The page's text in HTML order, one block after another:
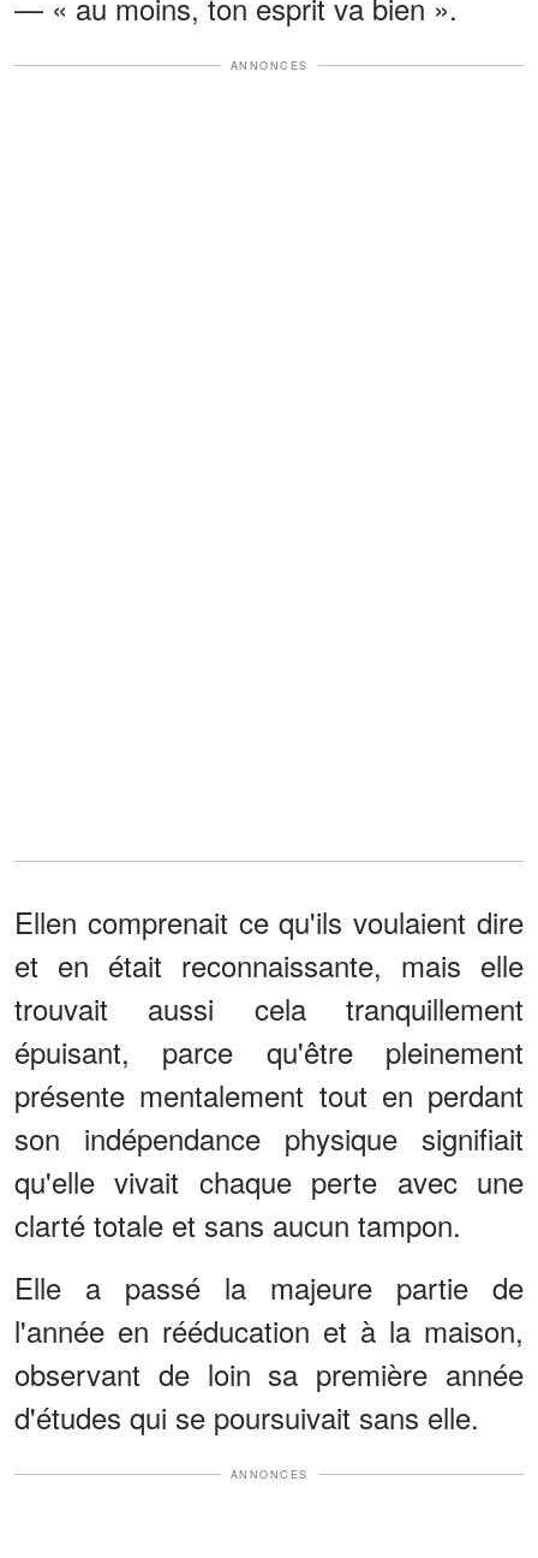
ANNONCES
Ellen comprenait ce qu'ils voulaient dire
et en était reconnaissante, mais elle
trouvait aussi cela tranquillement
épuisant, parce qu'être pleinement
présente mentalement tout en perdant
son indépendance physique signifiait
qu'elle vivait chaque perte avec une
clarté totale et sans aucun tampon.
Elle a passé la majeure partie de
l'année en rééducation et à la maison,
observant de loin sa première année
d'études qui se poursuivait sans elle.
ANNONCES